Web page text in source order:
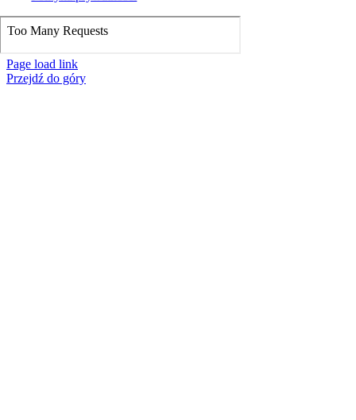
Page load link
Przejdź do góry